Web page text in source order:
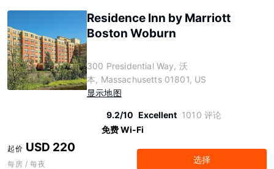
Residence Inn by Marriott
Boston Woburn
300 Presidential Way, 沃
本, Massachusetts 01801, US
显示地图
9.2/10 Excellent 1010 评论
免费 Wi-Fi
起价 USD 220
每房 / 每夜 选择